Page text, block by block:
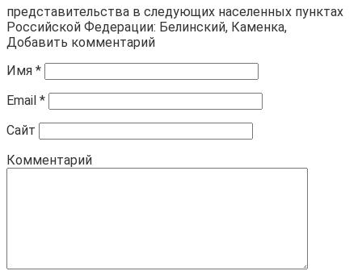
представительства в следующих населенных пунктах
Российской Федерации: Белинский, Каменка,
Добавить комментарий
Имя *
Email *
Сайт
Комментарий